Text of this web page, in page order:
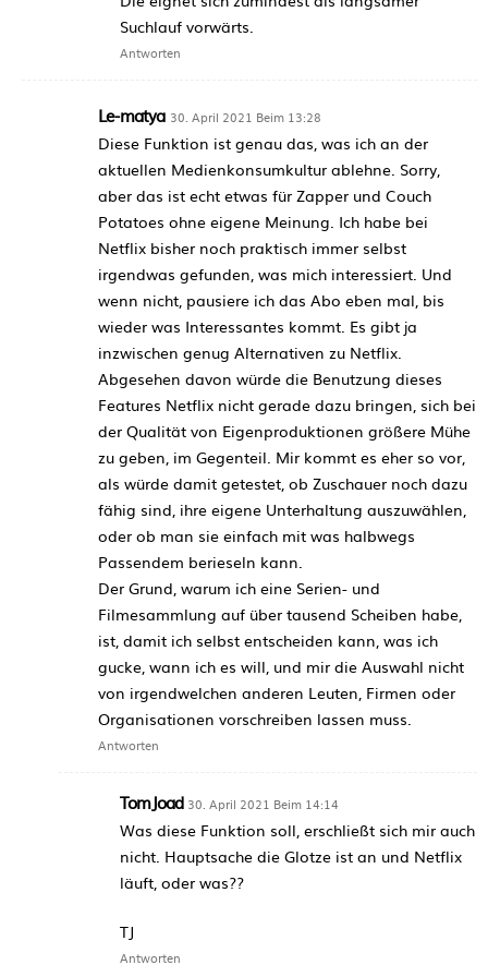
Suchlauf vorwärts.
Antworten
Le-matya 30. April 2021 Beim 13:28
Diese Funktion ist genau das, was ich an der
aktuellen Medienkonsumkultur ablehne. Sorry,
aber das ist echt etwas für Zapper und Couch
Potatoes ohne eigene Meinung. Ich habe bei
Netflix bisher noch praktisch immer selbst
irgendwas gefunden, was mich interessiert. Und
wenn nicht, pausiere ich das Abo eben mal, bis
wieder was Interessantes kommt. Es gibt ja
inzwischen genug Alternativen zu Netflix.
Abgesehen davon würde die Benutzung dieses
Features Netflix nicht gerade dazu bringen, sich bei
der Qualität von Eigenproduktionen größere Mühe
zu geben, im Gegenteil. Mir kommt es eher so vor,
als würde damit getestet, ob Zuschauer noch dazu
fähig sind, ihre eigene Unterhaltung auszuwählen,
oder ob man sie einfach mit was halbwegs
Passendem berieseln kann.
Der Grund, warum ich eine Serien- und
Filmesammlung auf über tausend Scheiben habe,
ist, damit ich selbst entscheiden kann, was ich
gucke, wann ich es will, und mir die Auswahl nicht
von irgendwelchen anderen Leuten, Firmen oder
Organisationen vorschreiben lassen muss.
Antworten
TomJoad 30. April 2021 Beim 14:14
Was diese Funktion soll, erschließt sich mir auch
nicht. Hauptsache die Glotze ist an und Netflix
läuft, oder was??
TJ
Antworten